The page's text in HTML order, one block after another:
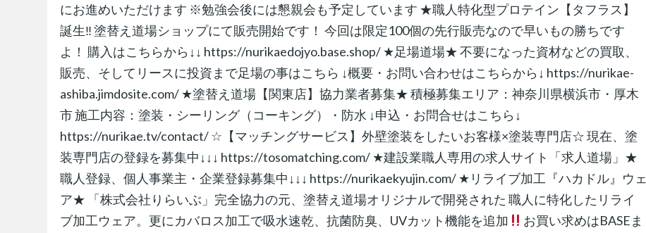
にお進めいただけます ※勉強会後には懇親会も予定しています ★職人特化型プロテイン【タフラス】
誕生‼︎ 塗替え道場ショップにて販売開始です！ 今回は限定100個の先行販売なので早いもの勝ちです
よ！ 購入はこちらから↓↓ https://nurikaedojyo.base.shop/ ★足場道場★ 不要になった資材などの買取、
販売、そしてリースに投資まで足場の事はこちら ↓概要・お問い合わせはこちらから↓ https://nurikae-
ashiba.jimdosite.com/ ★塗替え道場【関東店】協力業者募集★ 積極募集エリア：神奈川県横浜市・厚木
市 施工内容：塗装・シーリング（コーキング）・防水 ↓申込・お問合せはこちら↓
https://nurikae.tv/contact/ ☆【マッチングサービス】外壁塗装をしたいお客様×塗装専門店☆ 現在、塗
装専門店の登録を募集中↓↓↓ https://tosomatching.com/ ★建設業職人専用の求人サイト「求人道場」★
職人登録、個人事業主・企業登録募集中↓↓↓ https://nurikaekyujin.com/ ★リライブ加工『ハカドル』ウェ
ア★ 「株式会社りらいぶ」完全協力の元、塗替え道場オリジナルで開発された 職人に特化したリライ
ブ加工ウェア。更にカバロス加工で吸水速乾、抗菌防臭、UVカット機能を追加
お買い求めはBASEま